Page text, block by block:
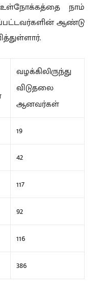
உள்நோக்கத்தை நாம்
ஆண்டு
வழக்கிலிருந்து
விடுதலை
ஆனவர்கள்
19
42
117
92
116
386